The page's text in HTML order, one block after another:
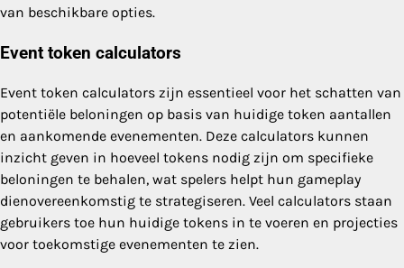
van beschikbare opties.
Event token calculators
Event token calculators zijn essentieel voor het schatten van
potentiële beloningen op basis van huidige token aantallen
en aankomende evenementen. Deze calculators kunnen
inzicht geven in hoeveel tokens nodig zijn om specifieke
beloningen te behalen, wat spelers helpt hun gameplay
dienovereenkomstig te strategiseren. Veel calculators staan
gebruikers toe hun huidige tokens in te voeren en projecties
voor toekomstige evenementen te zien.